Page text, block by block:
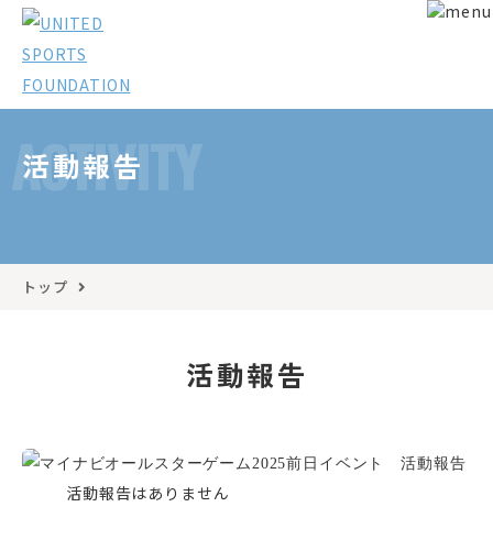
ACTIVITY
活動報告
トップ
活動報告